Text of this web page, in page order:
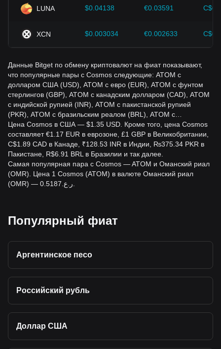
LUNA $0.04138 €0.03591
XCN $0.003034 €0.002633
Данные Bitget по обмену криптовалют на фиат показывают,
что популярные пары с Cosmos следующие: ATOM с
долларом США (USD), ATOM с евро (EUR), ATOM с фунтом
стерлингов (GBP), ATOM с канадским долларом (CAD), ATOM
с индийской рупией (INR), ATOM с пакистанской рупией
(PKR), ATOM с бразильским реалом (BRL), ATOM с…
Цена Cosmos в США — $1.35 USD. Кроме того, цена Cosmos
составляет €1.17 EUR в еврозоне, £1 GBP в Великобритании,
C$1.89 CAD в Канаде, ₹128.53 INR в Индии, ₨375.34 PKR в
Пакистане, R$6.91 BRL в Бразилии и так далее.
Самая популярная пара с Cosmos — ATOM и Оманский риал
(OMR). Цена 1 Cosmos (ATOM) в валюте Оманский риал
Популярный фиат
Аргентинское песо
Российский рубль
Доллар США